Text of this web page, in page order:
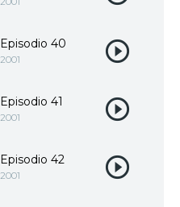
Episodio 40
2001
Episodio 41
2001
Episodio 42
2001